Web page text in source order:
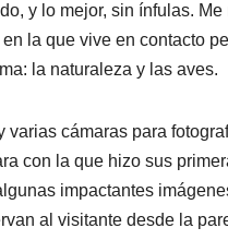
d
I
n
d
s
y lo mejor, sin ínfulas. Me
la que vive en contacto
la naturaleza y las aves.
varias cámaras para
con la que hizo sus
impactantes
al visitante desde la